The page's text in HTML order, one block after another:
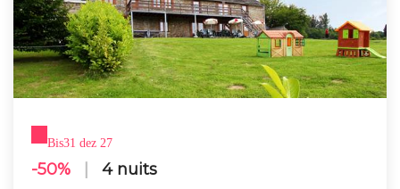
Bis31 dez 27
-50% 4 nuits